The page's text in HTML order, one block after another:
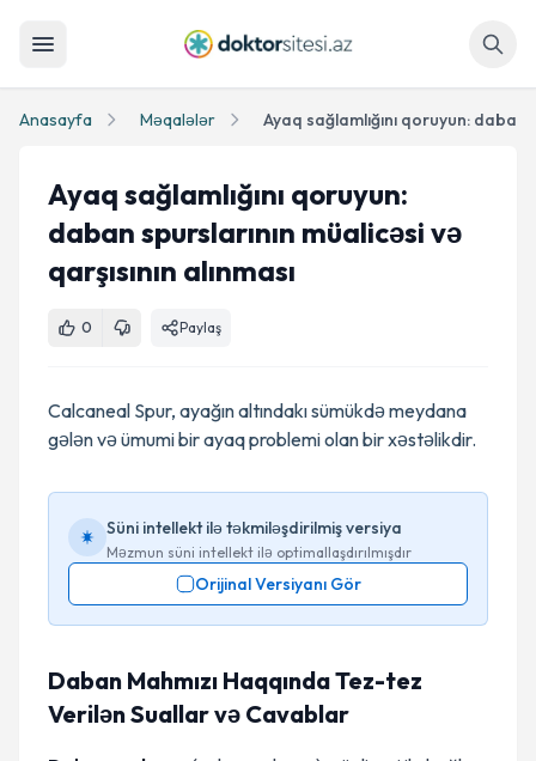
Anasayfa Məqalələr
Ayaq sağlamlığını qoruyun:
daban spurslarının müalicəsi və
qarşısının alınması
0 Paylaş
Calcaneal Spur, ayağın altındakı sümükdə meydana
gələn və ümumi bir ayaq problemi olan bir xəstəlikdir.
Süni intellekt ilə təkmiləşdirilmiş versiya
Məzmun süni intellekt ilə optimallaşdırılmışdır
Orijinal Versiyanı Gör
Daban Mahmızı Haqqında Tez-tez
Verilən Suallar və Cavablar